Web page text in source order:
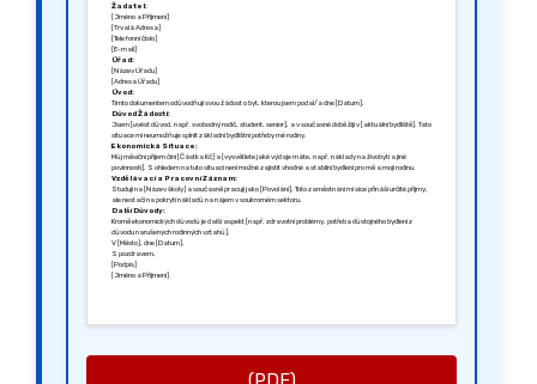
Žadatel:
[Jméno a Příjmení]
[Trvalá Adresa]
[Telefonní číslo]
[E-mail]
Úřad:
[Název Úřadu]
[Adresa Úřadu]
Úvod:
Tímto dokumentem odůvodňuji svou žádost o byt, kterou jsem podal/a dne [Datum].
Důvod Žádosti:
Jsem [uvést důvod, např. svobodný rodič, student, senior], a v současné době žiji v [aktuální bydliště]. Tato
situace mi neumožňuje splnit základní bydlištní potřeby mé rodiny.
Ekonomická Situace:
Můj měsíční příjem činí [Částka Kč] a [vysvětlete jaké výdaje máte, např. náklady na živobytí a jiné
povinnosti]. S ohledem na tuto situaci není možné zajistit vhodné a stabilní bydlení pro mě a moji rodinu.
Vzdělávací a Pracovní Záznam:
Studuji na [Název školy] a současně pracuji jako [Povolání]. Toto zaměstnání mi sice přináší určité příjmy,
ale nestačí na pokrytí nákladů na nájem v soukromém sektoru.
Další Důvody:
Kromě ekonomických důvodů je další aspekt [např. zdravotní problémy, potřeba důstojného bydlení z
důvodu narušených rodinných vztahů].
V [Město], dne [Datum].
S pozdravem,
[Podpis]
[Jméno a Příjmení]